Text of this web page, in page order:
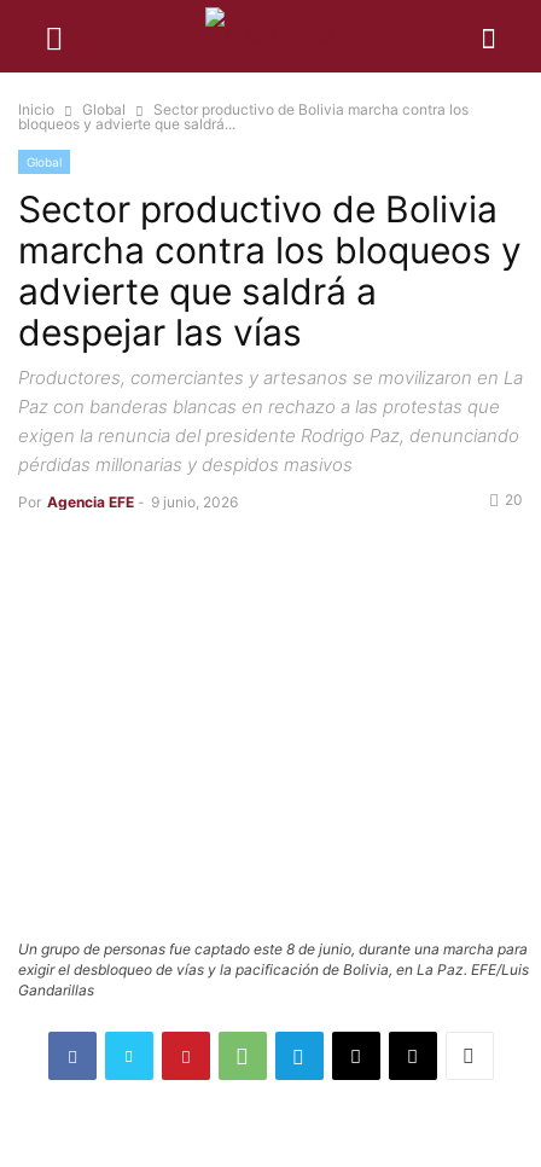
Inicio Global
Sector productivo de Bolivia marcha contra los
bloqueos y advierte que saldrá...
Global
Sector productivo de Bolivia
marcha contra los bloqueos y
advierte que saldrá a
despejar las vías
Productores, comerciantes y artesanos se movilizaron en La
Paz con banderas blancas en rechazo a las protestas que
exigen la renuncia del presidente Rodrigo Paz, denunciando
pérdidas millonarias y despidos masivos
Por Agencia EFE - 9 junio, 2026 20
Un grupo de personas fue captado este 8 de junio, durante una marcha para
exigir el desbloqueo de vías y la pacificación de Bolivia, en La Paz. EFE/Luis
Gandarillas